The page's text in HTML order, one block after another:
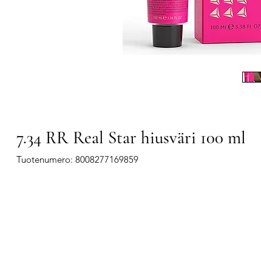
7.34 RR Real Star hiusväri 100 ml
Tuotenumero: 8008277169859